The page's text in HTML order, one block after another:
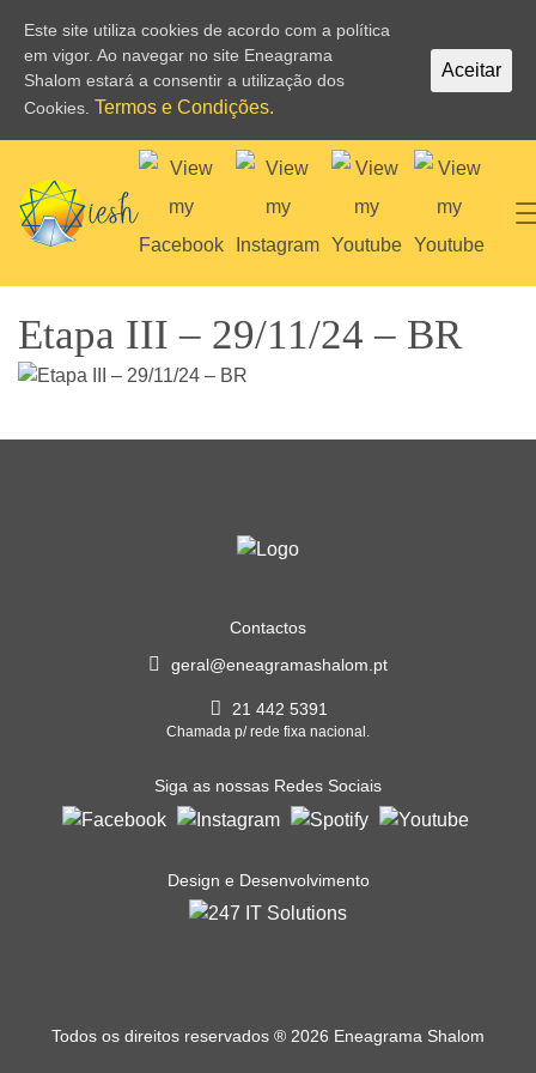
Etapa III – 29/11/24 – BR
Contactos
geral@eneagramashalom.pt
21 442 5391
Chamada p/ rede fixa nacional.
Siga as nossas Redes Sociais
Design e Desenvolvimento
Todos os direitos reservados ® 2026 Eneagrama Shalom
Este site utiliza cookies de acordo com a política
em vigor. Ao navegar no site Eneagrama
Shalom estará a consentir a utilização dos
Cookies. Termos e Condições.
Aceitar